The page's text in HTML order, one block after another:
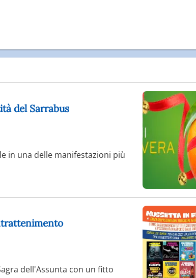
del Sarrabus
in una delle manifestazioni più
dell'Assunta con un fitto